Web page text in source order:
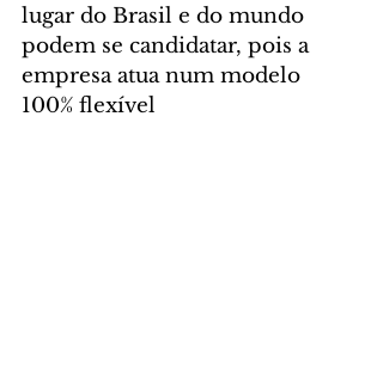
lugar do Brasil e do mundo
podem se candidatar, pois a
empresa atua num modelo
100% flexível